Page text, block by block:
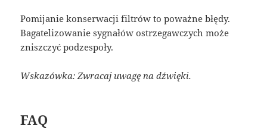
Pomijanie konserwacji filtrów to poważne błędy.
Bagatelizowanie sygnałów ostrzegawczych może
zniszczyć podzespoły.
Wskazówka: Zwracaj uwagę na dźwięki.
FAQ